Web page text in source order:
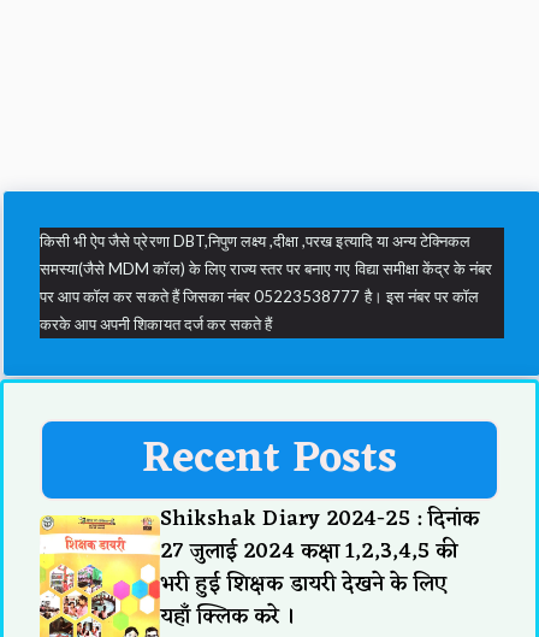
किसी भी ऐप जैसे प्रेरणा DBT,निपुण लक्ष्य ,दीक्षा ,परख इत्यादि या अन्य टेक्निकल
समस्या(जैसे MDM कॉल) के लिए राज्य स्तर पर बनाए गए विद्या समीक्षा केंद्र के नंबर
पर आप कॉल कर सकते हैं जिसका नंबर 05223538777 है। इस नंबर पर कॉल
करके आप अपनी शिकायत दर्ज कर सकते हैं
Recent Posts
Shikshak Diary 2024-25 : दिनांक
27 जुलाई 2024 कक्षा 1,2,3,4,5 की
भरी हुई शिक्षक डायरी देखने के लिए
यहाँ क्लिक करे ।